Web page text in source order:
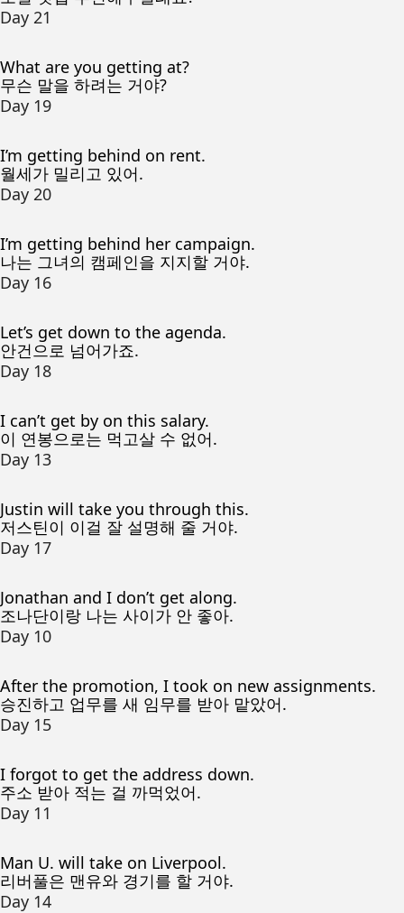
Day 21
What are you getting at?
무슨 말을 하려는 거야?
Day 19
I’m getting behind on rent.
월세가 밀리고 있어.
Day 20
I’m getting behind her campaign.
나는 그녀의 캠페인을 지지할 거야.
Day 16
Let’s get down to the agenda.
안건으로 넘어가죠.
Day 18
I can’t get by on this salary.
이 연봉으로는 먹고살 수 없어.
Day 13
Justin will take you through this.
저스틴이 이걸 잘 설명해 줄 거야.
Day 17
Jonathan and I don’t get along.
조나단이랑 나는 사이가 안 좋아.
Day 10
After the promotion, I took on new assignments.
승진하고 업무를 새 임무를 받아 맡았어.
Day 15
I forgot to get the address down.
주소 받아 적는 걸 까먹었어.
Day 11
Man U. will take on Liverpool.
리버풀은 맨유와 경기를 할 거야.
Day 14